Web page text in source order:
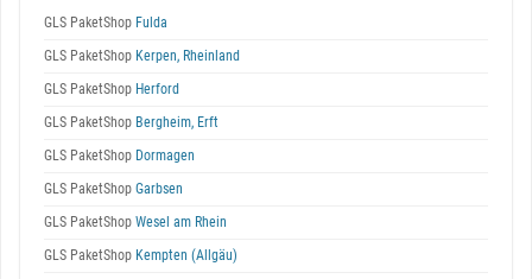
GLS PaketShop Fulda
GLS PaketShop Kerpen, Rheinland
GLS PaketShop Herford
GLS PaketShop Bergheim, Erft
GLS PaketShop Dormagen
GLS PaketShop Garbsen
GLS PaketShop Wesel am Rhein
GLS PaketShop Kempten (Allgäu)